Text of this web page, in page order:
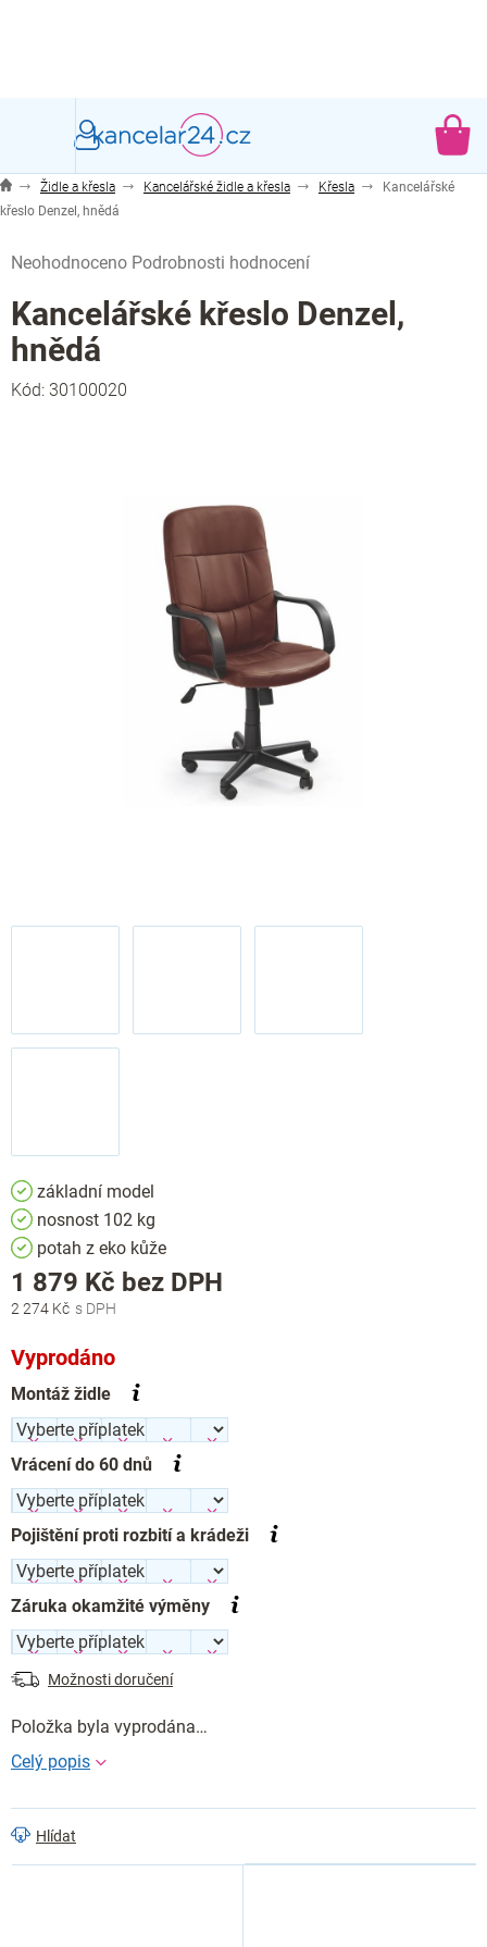
Židle a křesla Kancelářské židle a křesla Křesla
Kancelářské
křeslo Denzel, hnědá
hodnocení
produktu
je
0,0
z
5
Neohodnoceno Podrobnosti hodnocení
Kancelářské křeslo Denzel,
hnědá
Kód: 30100020
základní model
nosnost 102 kg
potah z eko kůže
2 274 Kč
1 879 Kč bez DPH
Vyprodáno
Montáž židle
Vrácení do 60 dnů
Pojištění proti rozbití a krádeži
Záruka okamžité výměny
Možnosti doručení
Položka byla vyprodána…
Hlídat